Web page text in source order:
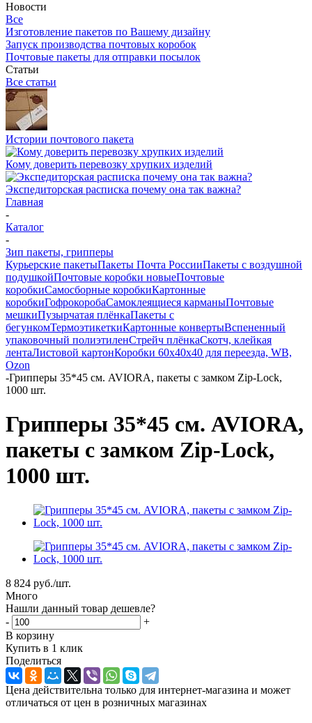
Новости
Все
Изготовление пакетов по Вашему дизайну
Запуск производства почтовых коробок
Почтовые пакеты для отправки посылок
Статьи
Все статьи
Истории почтового пакета
Кому доверить перевозку хрупких изделий
Экспедиторская расписка почему она так важна?
Главная
-
Каталог
-
Зип пакеты, грипперы
Курьерские пакетыПакеты Почта РоссииПакеты с воздушной
подушкойПочтовые коробки новыеПочтовые
коробкиСамосборные коробкиКартонные
коробкиГофрокоробаСамоклеящиеся карманыПочтовые
мешкиПузырчатая плёнкаПакеты с
бегункомТермоэтикеткиКартонные конвертыВспененный
упаковочный полиэтиленСтрейч плёнкаСкотч, клейкая
лентаЛистовой картонКоробки 60х40х40 для переезда, WB,
Ozon
-Грипперы 35*45 см. AVIORA, пакеты с замком Zip-Lock,
1000 шт.
Грипперы 35*45 см. AVIORA,
пакеты с замком Zip-Lock,
1000 шт.
8 824 руб./шт.
Много
Нашли данный товар дешевле?
-
+
В корзину
Купить в 1 клик
Поделиться
Цена действительна только для интернет-магазина и может
отличаться от цен в розничных магазинах